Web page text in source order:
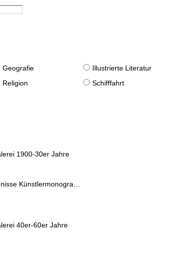
Geografie
Illustrierte Literatur
Religion
Schifffahrt
1900-30er Jahre
Künstlermonographien
40er-60er Jahre